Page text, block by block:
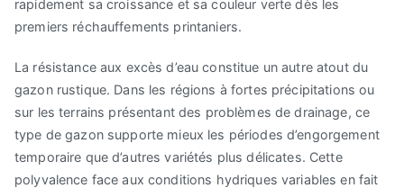
rapidement sa croissance et sa couleur verte dès les
premiers réchauffements printaniers.
La résistance aux excès d’eau constitue un autre atout du
gazon rustique. Dans les régions à fortes précipitations ou
sur les terrains présentant des problèmes de drainage, ce
type de gazon supporte mieux les périodes d’engorgement
temporaire que d’autres variétés plus délicates. Cette
polyvalence face aux conditions hydriques variables en fait